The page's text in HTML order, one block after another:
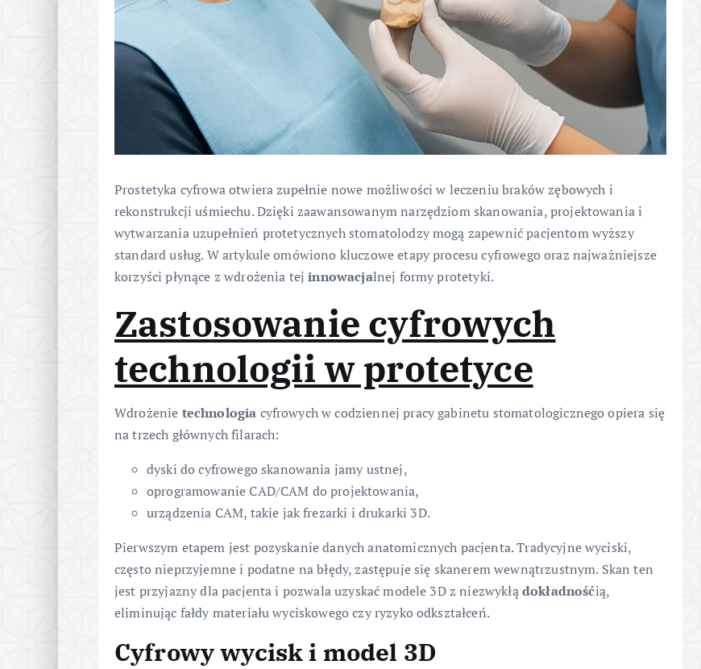
Prostetyka cyfrowa otwiera zupełnie nowe możliwości w leczeniu braków zębowych i
rekonstrukcji uśmiechu. Dzięki zaawansowanym narzędziom skanowania, projektowania i
wytwarzania uzupełnień protetycznych stomatolodzy mogą zapewnić pacjentom wyższy
standard usług. W artykule omówiono kluczowe etapy procesu cyfrowego oraz najważniejsze
korzyści płynące z wdrożenia tejinnowacjalnej formy protetyki.
Zastosowanie cyfrowych
technologii w protetyce
Wdrożenie technologia cyfrowych w codziennej pracy gabinetu stomatologicznego opiera się
na trzech głównych filarach:
dyski do cyfrowego skanowania jamy ustnej,
oprogramowanie CAD/CAM do projektowania,
urządzenia CAM, takie jak frezarki i drukarki 3D.
Pierwszym etapem jest pozyskanie danych anatomicznych pacjenta. Tradycyjne wyciski,
często nieprzyjemne i podatne na błędy, zastępuje się skanerem wewnątrzustnym. Skan ten
jest przyjazny dla pacjenta i pozwala uzyskać modele 3D z niezwykłądokładnośćią,
eliminując fałdy materiału wyciskowego czy ryzyko odkształceń.
Cyfrowy wycisk i model 3D